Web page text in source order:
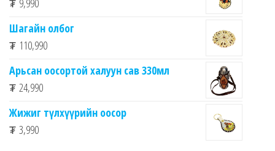
₮ 9,990
Шагайн олбог
₮ 110,990
Арьсан оосортой халуун сав 330мл
₮ 24,990
Жижиг түлхүүрийн оосор
₮ 3,990